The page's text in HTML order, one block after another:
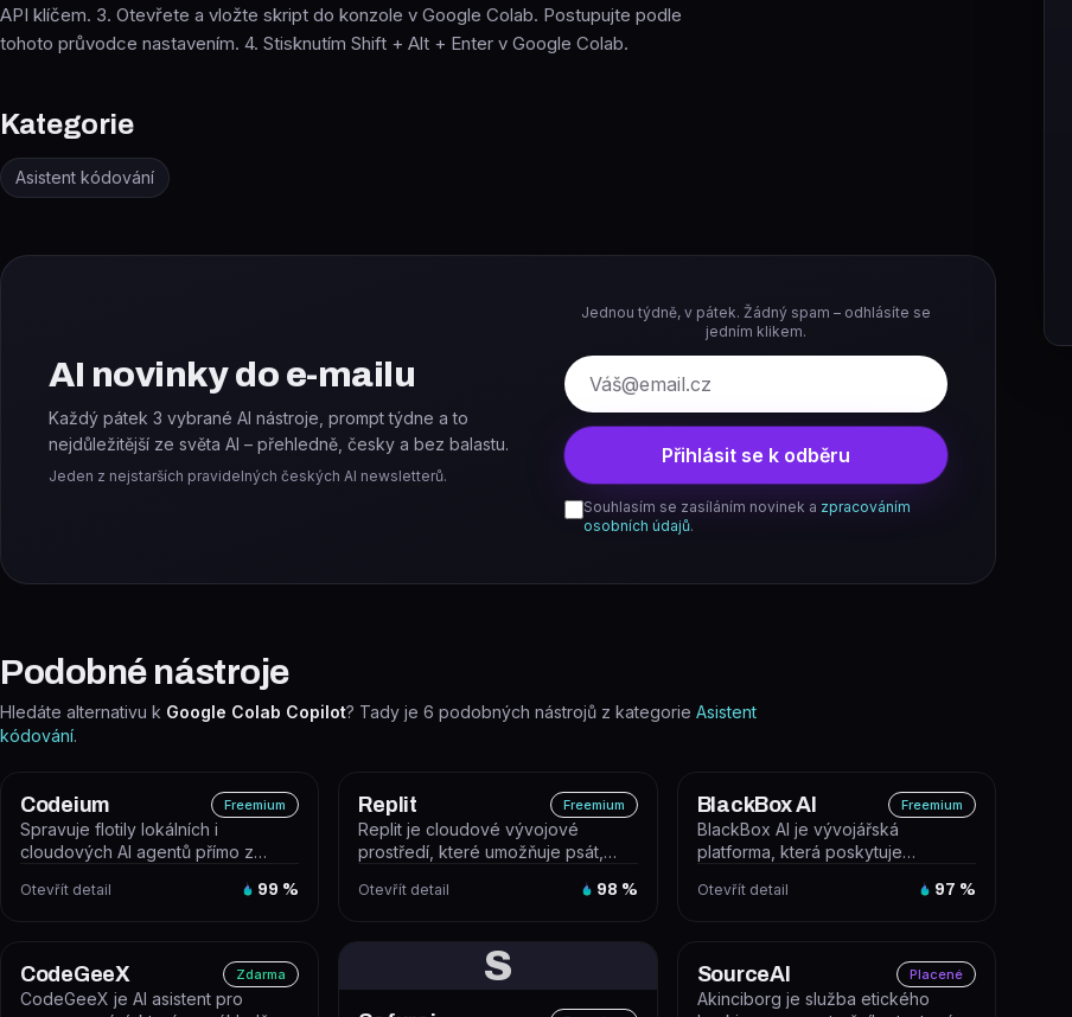
API klíčem. 3. Otevřete a vložte skript do konzole v Google Colab. Postupujte podle
tohoto průvodce nastavením. 4. Stisknutím Shift + Alt + Enter v Google Colab.
Kategorie
Asistent kódování
AI novinky do e-mailu
Každý pátek 3 vybrané AI nástroje, prompt týdne a to
nejdůležitější ze světa AI – přehledně, česky a bez balastu.
Jeden z nejstarších pravidelných českých AI newsletterů.
Jednou týdně, v pátek. Žádný spam – odhlásíte se
jedním klikem.
E-mail
Přihlásit se k odběru
Souhlasím se zasíláním novinek a zpracováním
osobních údajů.
Podobné nástroje
Hledáte alternativu k Google Colab Copilot? Tady je 6 podobných nástrojů z kategorie Asistent
kódování.
Codeium Freemium
Spravuje flotily lokálních i
cloudových AI agentů přímo z
Otevřít detail 99 %
Replit Freemium
Replit je cloudové vývojové
prostředí, které umožňuje psát,
weby...
Otevřít detail 98 %
BlackBox AI Freemium
BlackBox AI je vývojářská
platforma, která poskytuje
cloudové agenty...
Otevřít detail 97 %
CodeGeeX Zdarma
CodeGeeX je AI asistent pro
S SourceAI Placené
Akinciborg je služba etického